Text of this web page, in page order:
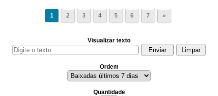
1 2 3 4 5 6 7 »
Visualizar texto
Ordem
Quantidade